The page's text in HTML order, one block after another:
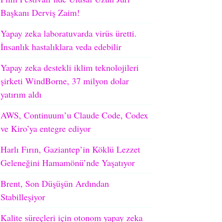
Başkanı Derviş Zaim!
Yapay zeka laboratuvarda virüs üretti.
İnsanlık hastalıklara veda edebilir
Yapay zeka destekli iklim teknolojileri
şirketi WindBorne, 37 milyon dolar
yatırım aldı
AWS, Continuum’u Claude Code, Codex
ve Kiro’ya entegre ediyor
Harlı Fırın, Gaziantep’in Köklü Lezzet
Geleneğini Hamamönü’nde Yaşatıyor
Brent, Son Düşüşün Ardından
Stabilleşiyor
Kalite süreçleri için otonom yapay zeka